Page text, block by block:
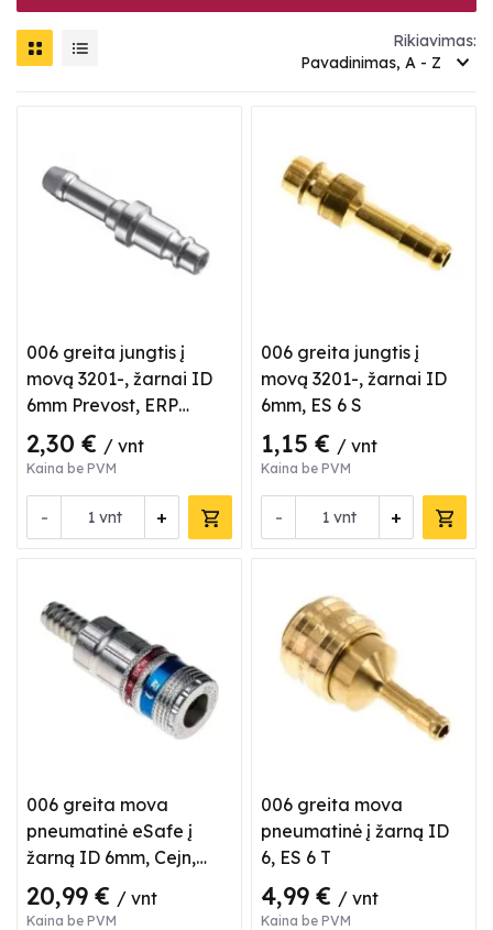
Rikiavimas:
Pavadinimas, A - Z
006 greita jungtis į
movą 3201-, žarnai ID
6mm Prevost, ERP
076806
2,30 € / vnt
Kaina be PVM
- +
vnt
006 greita jungtis į
movą 3201-, žarnai ID
6mm, ES 6 S
1,15 € / vnt
Kaina be PVM
- +
vnt
006 greita mova
pneumatinė eSafe į
žarną ID 6mm, Cejn,
3202002
20,99 € / vnt
Kaina be PVM
006 greita mova
pneumatinė į žarną ID
6, ES 6 T
4,99 € / vnt
Kaina be PVM